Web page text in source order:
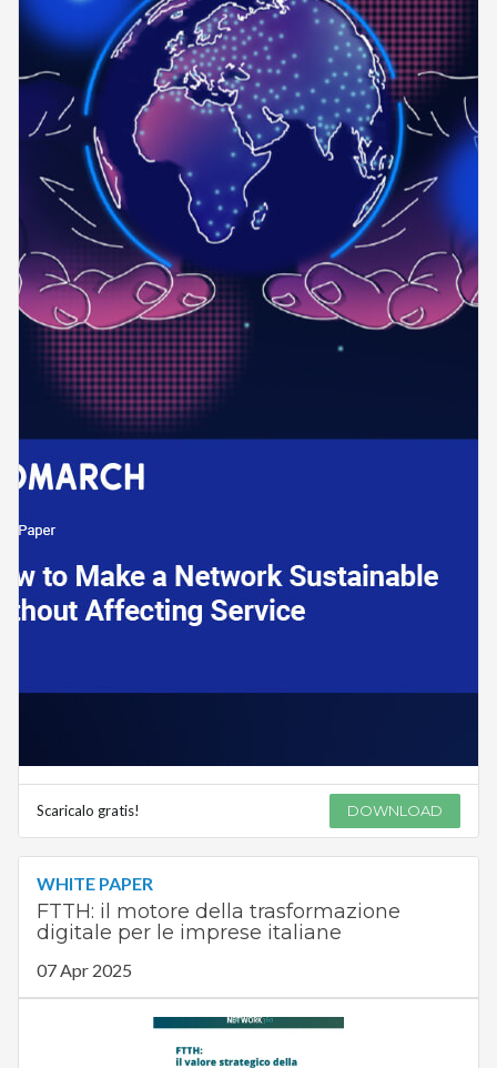
Scaricalo gratis! DOWNLOAD
WHITE PAPER
FTTH: il motore della trasformazione
digitale per le imprese italiane
07 Apr 2025